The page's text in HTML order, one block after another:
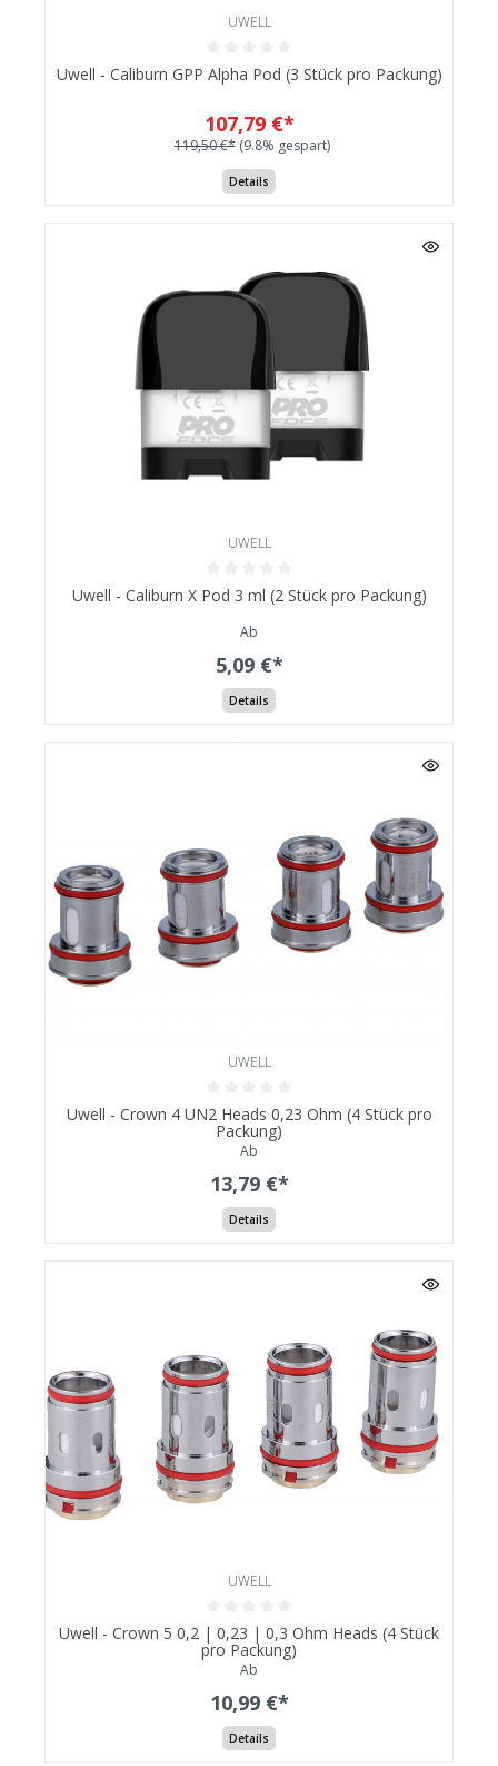
UWELL
Uwell - Caliburn GPP Alpha Pod (3 Stück pro Packung)
107,79 €*
119,50 €* (9.8% gespart)
Details
UWELL
Uwell - Caliburn X Pod 3 ml (2 Stück pro Packung)
Ab
5,09 €*
Details
UWELL
Uwell - Crown 4 UN2 Heads 0,23 Ohm (4 Stück pro
Packung)
Ab
13,79 €*
Details
UWELL
Uwell - Crown 5 0,2 | 0,23 | 0,3 Ohm Heads (4 Stück
pro Packung)
Ab
10,99 €*
Details